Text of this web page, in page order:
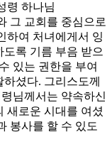
령 하나님
그 교회를 중심으로
하여 처녀에게서 잉
록 기름 부음 받으
있는 권한을 부여
셨다. 그리스도께
님께서는 약속하신
새로운 시대를 여셨
봉사를 할 수 있도